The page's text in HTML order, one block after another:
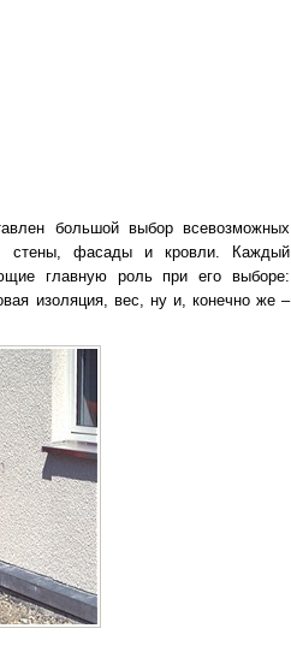
большой выбор всевозможных
стены, фасады и кровли. Каждый
главную роль при его выборе:
изоляция, вес, ну и, конечно же –